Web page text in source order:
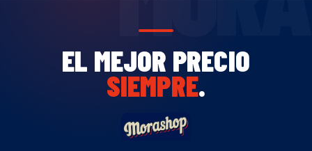
EL MEJOR PRECIO
SIEMPRE.